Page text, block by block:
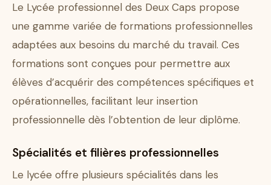
Le Lycée professionnel des Deux Caps propose
une gamme variée de formations professionnelles
adaptées aux besoins du marché du travail. Ces
formations sont conçues pour permettre aux
élèves d’acquérir des compétences spécifiques et
opérationnelles, facilitant leur insertion
professionnelle dès l’obtention de leur diplôme.
Spécialités et filières professionnelles
Le lycée offre plusieurs spécialités dans les